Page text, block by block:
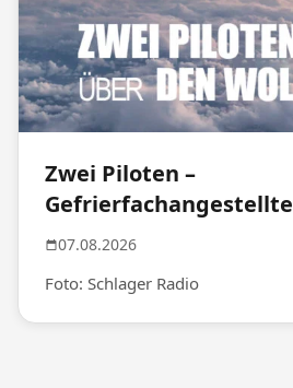
Zwei Piloten –
Gefrierfachangestellte
07.08.2026
Foto: Schlager Radio